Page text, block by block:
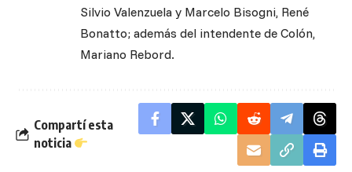
Silvio Valenzuela y Marcelo Bisogni, René
Bonatto; además del intendente de Colón,
Mariano Rebord.
Compartí esta
noticia